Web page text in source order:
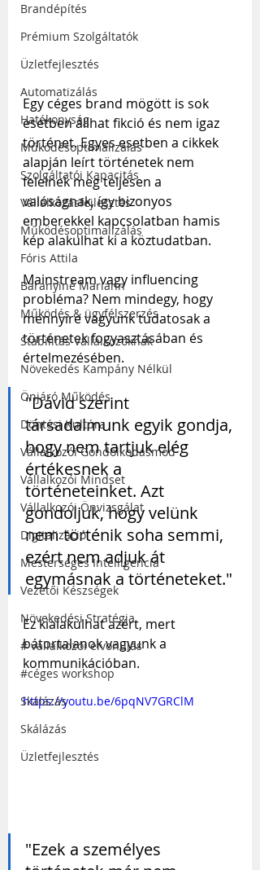
Brandépítés
Prémium Szolgáltatók
Üzletfejlesztés
Automatizálás
Hatékonyság
Működésoptimalizálás
Szolgáltatói Kapacitás
Vállalkozásfejlesztés
Működésoptimalizálás
Fóris Attila
Baranyiné Mariann
Működés & ügyfélszerzés
Stabilitás Vállalkozóknak
Növekedés Kampány Nélkül
Önjáró Működés
Döntési Kultúra
Vállalkozói Gondolkodásmód
Vállalkozói Mindset
Vállalkozói Önvizsgálat
Digitalizáció
Mesterséges Intelligencia
Vezetői Készségek
Növekedési Stratégia
# vállalkozói elvonulás
#céges workshop
Skálázás
Skálázás
Üzletfejlesztés
Egy céges brand mögött is sok
esetben állhat fikció és nem igaz
történet. Egyes esetben a cikkek
alapján leírt történetek nem
felelnek meg teljesen a
valóságnak, így bizonyos
emberekkel kapcsolatban hamis
kép alakulhat ki a köztudatban.
Mainstream vagy influencing
probléma? Nem mindegy, hogy
mennyire vagyunk tudatosak a
történetek fogyasztásában és
értelmezésében.
"Dávid szerint
társadalmunk egyik gondja,
hogy nem tartjuk elég
értékesnek a
történeteinket. Azt
gondoljuk, hogy velünk
nem történik soha semmi,
ezért nem adjuk át
egymásnak a történeteket."
Ez kialakulhat azért, mert
bátortalanok vagyunk a
kommunikációban.
https://youtu.be/6pqNV7GRClM
"Ezek a személyes